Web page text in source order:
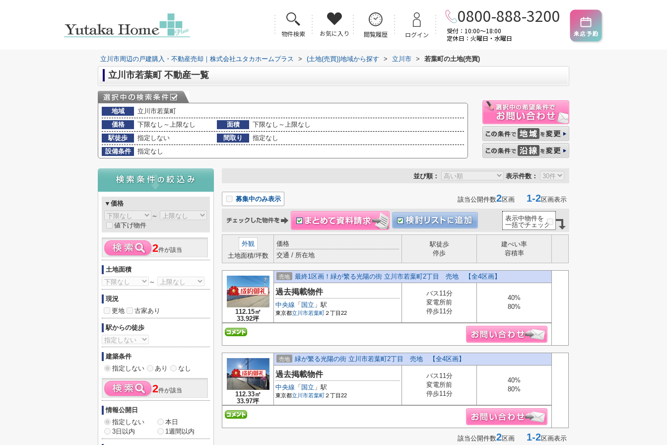
物件検索 お気に入り 閲覧履歴 ログイン
0800-888-3200
受付：10:00～18:00
定休日：火曜日・水曜日
立川市周辺の戸建購入・不動産売却｜株式会社ユタカホームプラス > (土地(売買))地域から探す > 立川市 > 若葉町の土地(売買)
立川市若葉町 不動産一覧
地域
立川市若葉町
価格
下限なし～上限なし 面積
下限なし～上限なし
駅徒歩
指定しない 間取り
指定なし
設備条件
指定なし
並び順： 表示件数：
募集中のみ表示 該当公開件数2区画 1-2区画表示
表示中物件を
一括でチェック
外観
土地面積/坪数
価格
交通 / 所在地
駅徒歩
停歩
建ぺい率
容積率
112.15㎡
33.92坪
売地 最終1区画！緑が繁る光陽の街 立川市若葉町2丁目 売地 【全4区画】
過去掲載物件
中央線 「 国立 」駅
東京都立川市若葉町 ２丁目22
バス11分
変電所前
停歩11分
40%
80%
112.33㎡
33.97坪
売地 緑が繁る光陽の街 立川市若葉町2丁目 売地 【全4区画】
過去掲載物件
中央線 「 国立 」駅
東京都立川市若葉町 ２丁目22
バス11分
変電所前
停歩11分
40%
80%
該当公開件数2区画 1-2区画表示
▼価格
～
値下げ物件
2件が該当
土地面積
～
現況
更地
古家あり
駅からの徒歩
建築条件
指定しない
あり なし
2件が該当
情報公開日
指定しない
本日
3日以内
1週間以内